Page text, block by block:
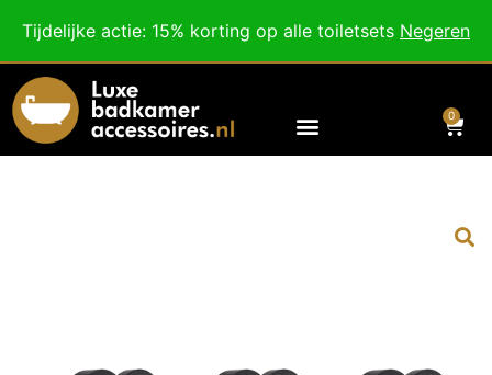
Tijdelijke actie: 15% korting op alle toiletsets Negeren
Voor 18:00 besteld, morgen in huis!
0